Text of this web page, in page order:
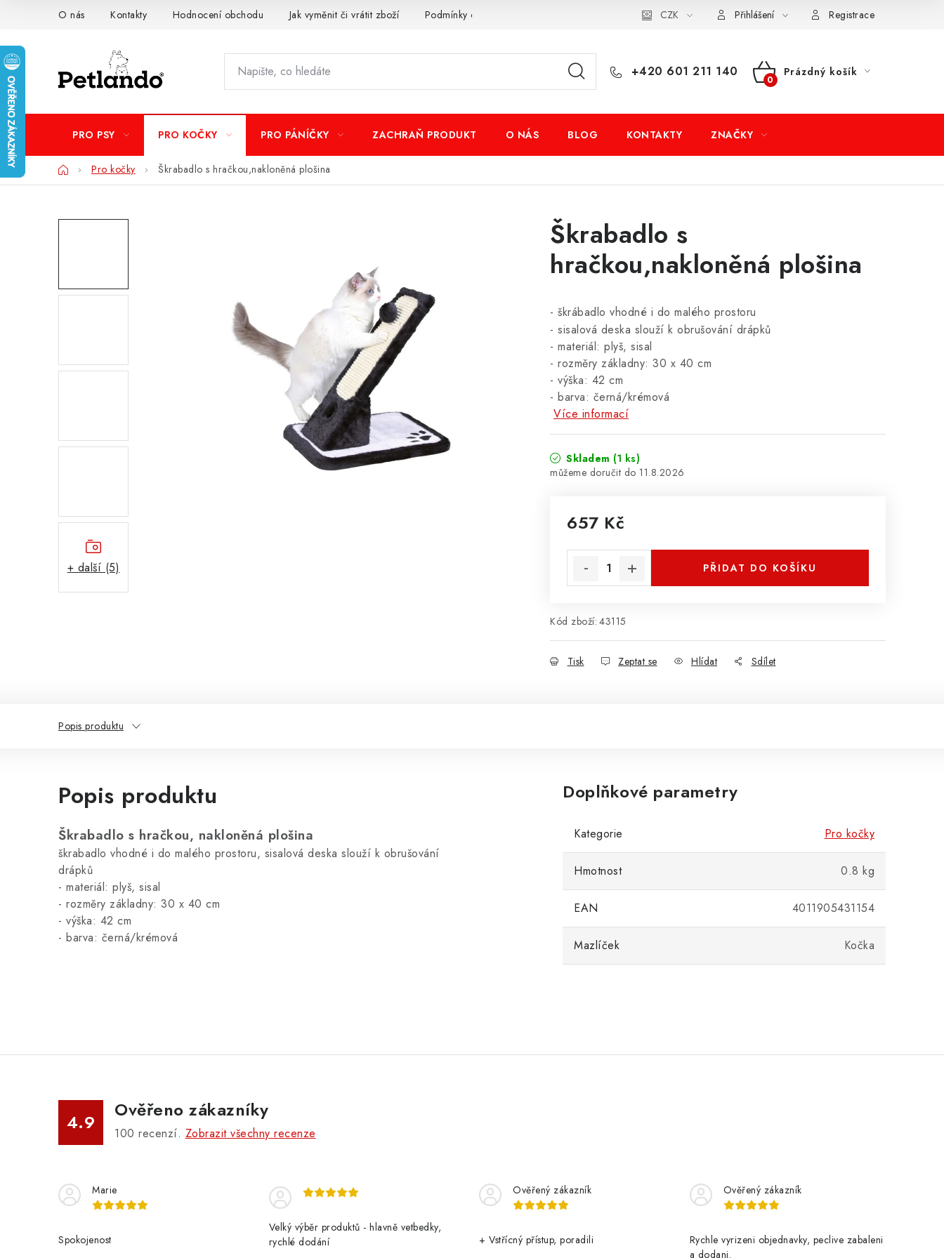
O nás Kontakty Hodnocení obchodu Jak vyměnit či vrátit zboží Podmínky ochrany osobních údajů Obchodní podmínky Doprava a platba Moje objednávka
CZK Přihlášení Registrace
+420 601 211 140
NÁKUPNÍ
Prázdný košík
PRO PSY PRO KOČKY PRO PÁNÍČKY ZACHRAŇ PRODUKT O NÁS BLOG KONTAKTY ZNAČKY
DomůPro kočky Škrabadlo s hračkou,nakloněná plošina
+ další (5)
Škrabadlo s
hračkou,nakloněná plošina
- škrábadlo vhodné i do malého prostoru
- sisalová deska slouží k obrušování drápků
- materiál: plyš, sisal
- rozměry základny: 30 x 40 cm
- výška: 42 cm
- barva: černá/krémová
Více informací
Skladem (1 ks)
11.8.2026
657 Kč
PŘIDAT DO KOŠÍKU
Kód zboží: 43115
Tisk Zeptat se Hlídat Sdílet
Popis produktu
Popis produktu
Škrabadlo s hračkou, nakloněná plošina
škrabadlo vhodné i do malého prostoru, sisalová deska slouží k obrušování
drápků
- materiál: plyš, sisal
- rozměry základny: 30 x 40 cm
- výška: 42 cm
- barva: černá/krémová
Doplňkové parametry
Kategorie Pro kočky
Hmotnost 0.8 kg
EAN 4011905431154
Mazlíček Kočka
4.9
Ověřeno zákazníky
100 recenzí. Zobrazit všechny recenze
Marie
Spokojenost
Velký výběr produktů - hlavně vetbedky,
rychlé dodání
Ověřený zákazník
+ Vstřícný přístup, poradili
Ověřený zákazník
Rychle vyrizeni objednavky, peclive zabaleni
a dodani.